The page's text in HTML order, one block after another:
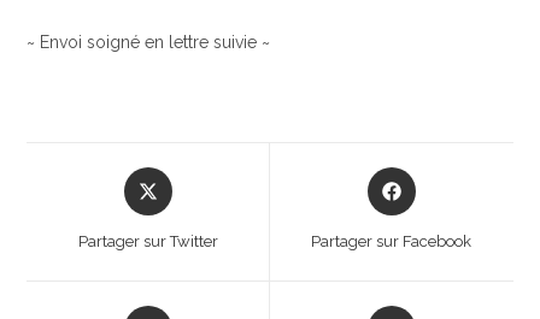
~ Envoi soigné en lettre suivie ~
Opens
in
new
Partager sur Twitter
Opens
in
Partager sur Facebook